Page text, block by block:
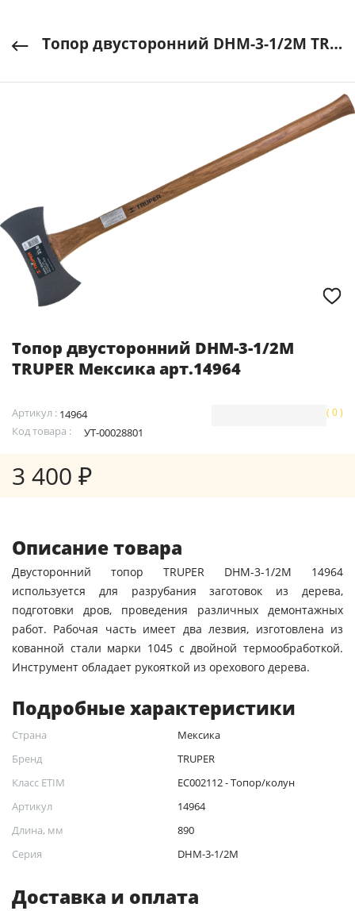
Топор двусторонний DHM-3-1/2M TRUPER Мексика арт.14964
Топор двусторонний DHM-3-1/2M
TRUPER Мексика арт.14964
Артикул : 14964
Код товара :
УТ-00028801
( 0 )
3 400 ₽
Описание товара
Двусторонний топор TRUPER DHM-3-1/2M 14964
используется для разрубания заготовок из дерева,
подготовки дров, проведения различных демонтажных
работ. Рабочая часть имеет два лезвия, изготовлена из
кованной стали марки 1045 с двойной термообработкой.
Инструмент обладает рукояткой из орехового дерева.
Подробные характеристики
Страна
Мексика
Бренд
TRUPER
Класс ETIM
EC002112 - Топор/колун
Артикул
14964
Длина, мм
890
Серия
DHM-3-1/2M
Доставка и оплата